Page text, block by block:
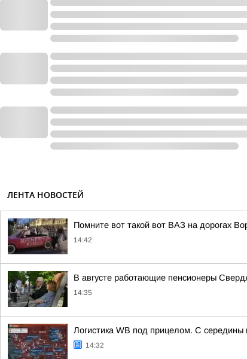
ЛЕНТА НОВОСТЕЙ
Помните вот такой вот ВАЗ на дорогах
14:42
В августе работающие пенсионеры
14:35
Логистика WB под прицелом. С
14:32